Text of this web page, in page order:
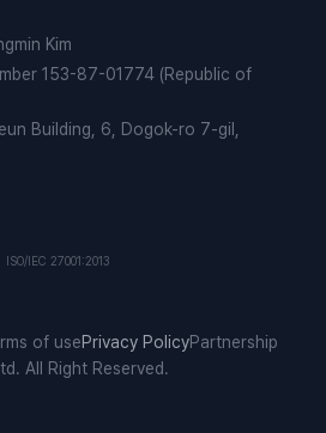
Kim
153-87-01774 (Republic of
Building, 6, Dogok-ro 7-gil,
ISO/IEC 27001:2013
All Right Reserved.
of usePrivacy PolicyPartnership